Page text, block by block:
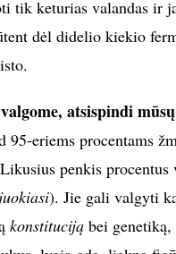
nusilpsta, praranda
pakankamai fermentų,
organizmo
imunitetui, tiek
žaliavalgiai
, tik pakeitę
smarkiai padidėjusia
tik keturias valandas ir